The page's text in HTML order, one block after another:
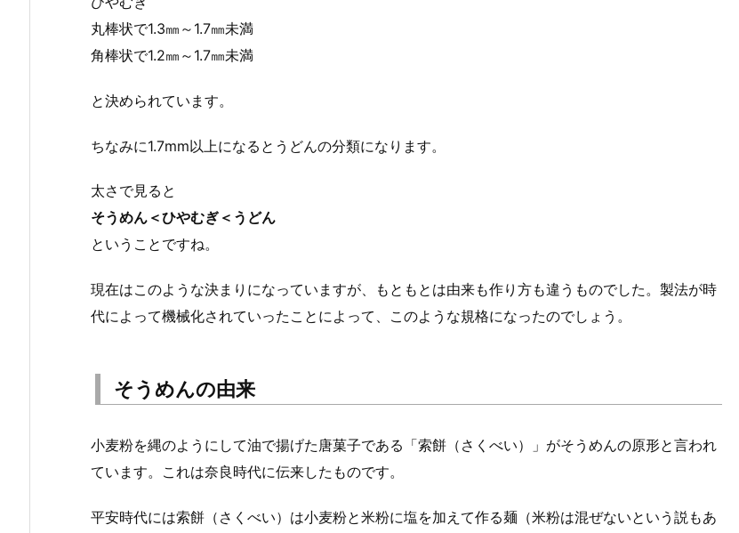
丸棒状で1.3㎜～1.7㎜未満
角棒状で1.2㎜～1.7㎜未満
と決められています。
ちなみに1.7mm以上になるとうどんの分類になります。
太さで見ると
そうめん＜ひやむぎ＜うどん
ということですね。
現在はこのような決まりになっていますが、もともとは由来も作り方も違うものでした。製法が時
代によって機械化されていったことによって、このような規格になったのでしょう。
そうめんの由来
小麦粉を縄のようにして油で揚げた唐菓子である「索餅（さくべい）」がそうめんの原形と言われ
ています。これは奈良時代に伝来したものです。
平安時代には索餅（さくべい）は小麦粉と米粉に塩を加えて作る麺（米粉は混ぜないという説もあ